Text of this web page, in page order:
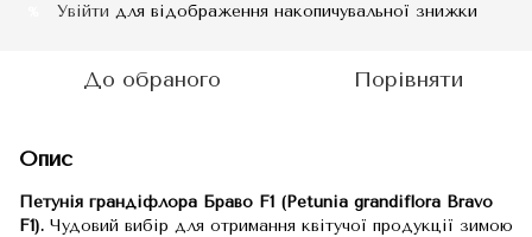
Увійти для відображення накопичувальної знижки
До обраного Порівняти
Опис
Петунія грандіфлора Браво F1 (Petunia grandiflora Bravo
F1). Чудовий вибір для отримання квітучої продукції зимою